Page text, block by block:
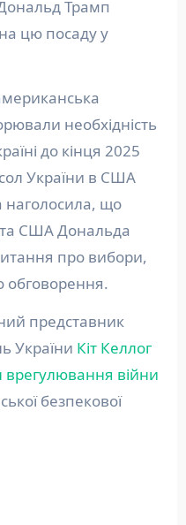
Трамп
цю посаду у
необхідність
до кінця 2025
України в США
що
США Дональда
про вибори,
обговорення.
представник
України Кіт Келлог
війни
безпекової